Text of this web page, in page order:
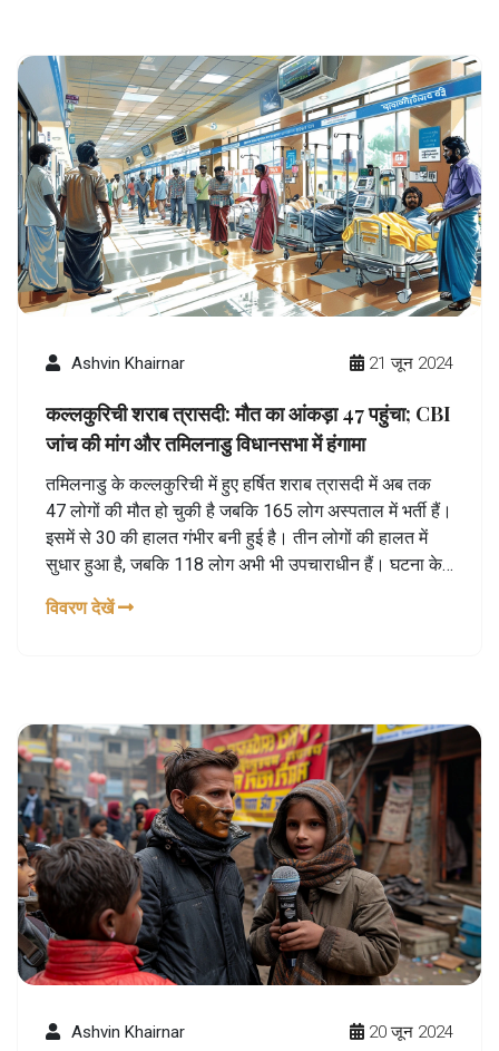
Ashvin Khairnar 21 जून 2024
कल्लकुरिची शराब त्रासदी: मौत का आंकड़ा 47 पहुंचा; CBI
जांच की मांग और तमिलनाडु विधानसभा में हंगामा
तमिलनाडु के कल्लकुरिची में हुए हर्षित शराब त्रासदी में अब तक
47 लोगों की मौत हो चुकी है जबकि 165 लोग अस्पताल में भर्ती हैं।
इसमें से 30 की हालत गंभीर बनी हुई है। तीन लोगों की हालत में
सुधार हुआ है, जबकि 118 लोग अभी भी उपचाराधीन हैं। घटना के
हैं।
विवरण देखें
Ashvin Khairnar 20 जून 2024